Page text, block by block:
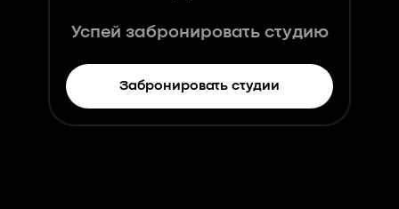
Успей забронировать студию
Забронировать студии